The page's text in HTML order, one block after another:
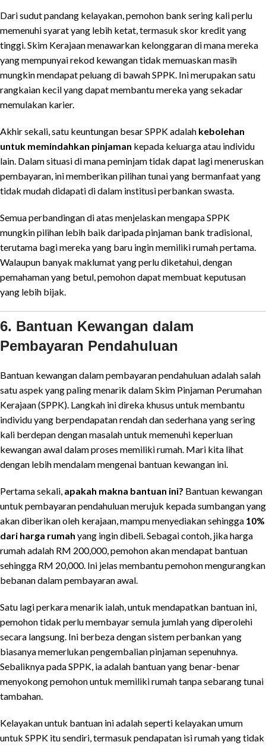
Dari sudut pandang kelayakan, pemohon bank sering kali perlu
memenuhi syarat yang lebih ketat, termasuk skor kredit yang
tinggi. Skim Kerajaan menawarkan kelonggaran di mana mereka
yang mempunyai rekod kewangan tidak memuaskan masih
mungkin mendapat peluang di bawah SPPK. Ini merupakan satu
rangkaian kecil yang dapat membantu mereka yang sekadar
memulakan karier.
Akhir sekali, satu keuntungan besar SPPK adalah kebolehan
untuk memindahkan pinjaman kepada keluarga atau individu
lain. Dalam situasi di mana peminjam tidak dapat lagi meneruskan
pembayaran, ini memberikan pilihan tunai yang bermanfaat yang
tidak mudah didapati di dalam institusi perbankan swasta.
Semua perbandingan di atas menjelaskan mengapa SPPK
mungkin pilihan lebih baik daripada pinjaman bank tradisional,
terutama bagi mereka yang baru ingin memiliki rumah pertama.
Walaupun banyak maklumat yang perlu diketahui, dengan
pemahaman yang betul, pemohon dapat membuat keputusan
yang lebih bijak.
6. Bantuan Kewangan dalam
Pembayaran Pendahuluan
Bantuan kewangan dalam pembayaran pendahuluan adalah salah
satu aspek yang paling menarik dalam Skim Pinjaman Perumahan
Kerajaan (SPPK). Langkah ini direka khusus untuk membantu
individu yang berpendapatan rendah dan sederhana yang sering
kali berdepan dengan masalah untuk memenuhi keperluan
kewangan awal dalam proses memiliki rumah. Mari kita lihat
dengan lebih mendalam mengenai bantuan kewangan ini.
Pertama sekali, apakah makna bantuan ini? Bantuan kewangan
untuk pembayaran pendahuluan merujuk kepada sumbangan yang
akan diberikan oleh kerajaan, mampu menyediakan sehingga 10%
dari harga rumah yang ingin dibeli. Sebagai contoh, jika harga
rumah adalah RM 200,000, pemohon akan mendapat bantuan
sehingga RM 20,000. Ini jelas membantu pemohon mengurangkan
bebanan dalam pembayaran awal.
Satu lagi perkara menarik ialah, untuk mendapatkan bantuan ini,
pemohon tidak perlu membayar semula jumlah yang diperolehi
secara langsung. Ini berbeza dengan sistem perbankan yang
biasanya memerlukan pengembalian pinjaman sepenuhnya.
Sebaliknya pada SPPK, ia adalah bantuan yang benar-benar
menyokong pemohon untuk memiliki rumah tanpa sebarang tunai
tambahan.
Kelayakan untuk bantuan ini adalah seperti kelayakan umum
untuk SPPK itu sendiri, termasuk pendapatan isi rumah yang tidak